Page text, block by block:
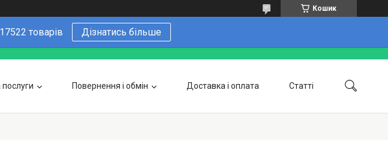
Кошик
товарів Дізнатись більше
Повернення і обмін Доставка і оплата Статті